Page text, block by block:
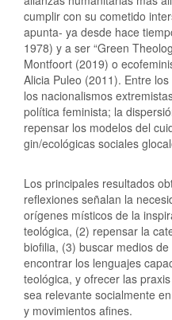
cumplir con su cometido
apunta- ya desde hace
1978) y a ser “Green
Montfoort (2019) o
Alicia Puleo (2011). Entre
los nacionalismos
política feminista; la
repensar los modelos del
gin/ecológicas sociales
Los principales resultados
reflexiones señalan la
orígenes místicos de la
teológica, (2) repensar la
biofilia, (3) buscar medios
encontrar los lenguajes
teológica, y ofrecer las
sea relevante socialmente
y movimientos afines.